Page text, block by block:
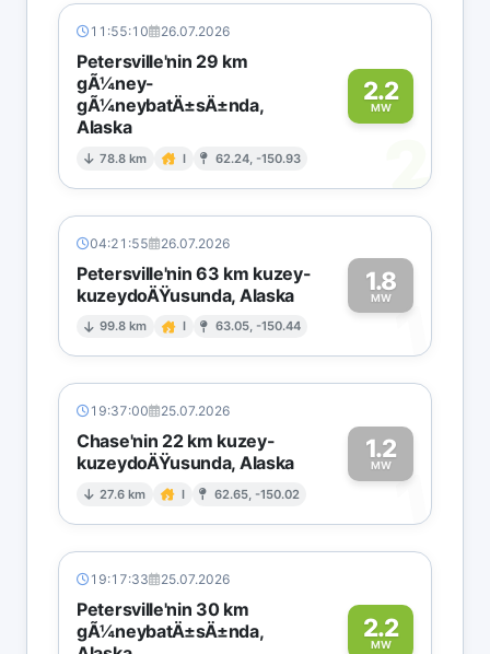
11:55:10 26.07.2026
Petersville'nin 29 km
gÃ¼ney-
gÃ¼neybatÄ±sÄ±nda,
Alaska
78.8 km I 62.24, -150.93
2.2
MW
2
04:21:55 26.07.2026
Petersville'nin 63 km kuzey-
kuzeydoÄŸusunda, Alaska
99.8 km I 63.05, -150.44
1.8
MW1
19:37:00 25.07.2026
Chase'nin 22 km kuzey-
kuzeydoÄŸusunda, Alaska
27.6 km I 62.65, -150.02
1.2
MW1
19:17:33 25.07.2026
Petersville'nin 30 km
gÃ¼neybatÄ±sÄ±nda,
2.2
MW